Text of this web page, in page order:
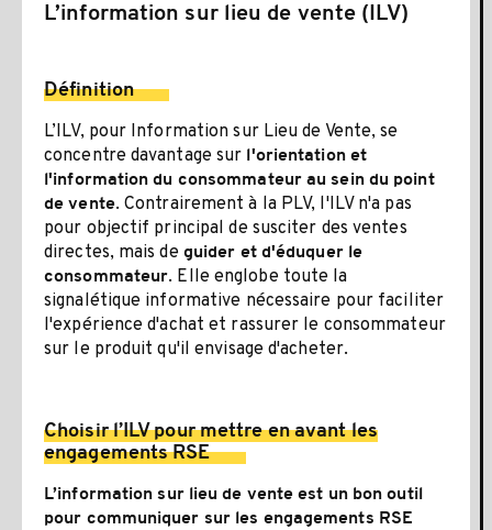
L’information sur lieu de vente (ILV)
Définition
L’ILV, pour Information sur Lieu de Vente, se
concentre davantage sur l'orientation et
l'information du consommateur au sein du point
de vente. Contrairement à la PLV, l'ILV n'a pas
pour objectif principal de susciter des ventes
directes, mais de guider et d'éduquer le
consommateur. Elle englobe toute la
signalétique informative nécessaire pour faciliter
l'expérience d'achat et rassurer le consommateur
sur le produit qu'il envisage d'acheter.
Choisir l’ILV pour mettre en avant les
engagements RSE
L’information sur lieu de vente est un bon outil
pour communiquer sur les engagements RSE